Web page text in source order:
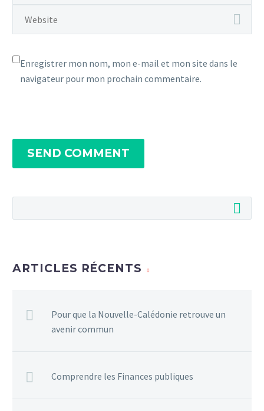
Enregistrer mon nom, mon e-mail et mon site dans le
navigateur pour mon prochain commentaire.
SEND COMMENT
ARTICLES RÉCENTS
Pour que la Nouvelle-Calédonie retrouve un
avenir commun
Comprendre les Finances publiques